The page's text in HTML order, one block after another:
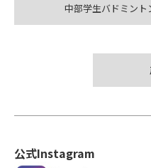
中部学生バドミン
公式Instagram